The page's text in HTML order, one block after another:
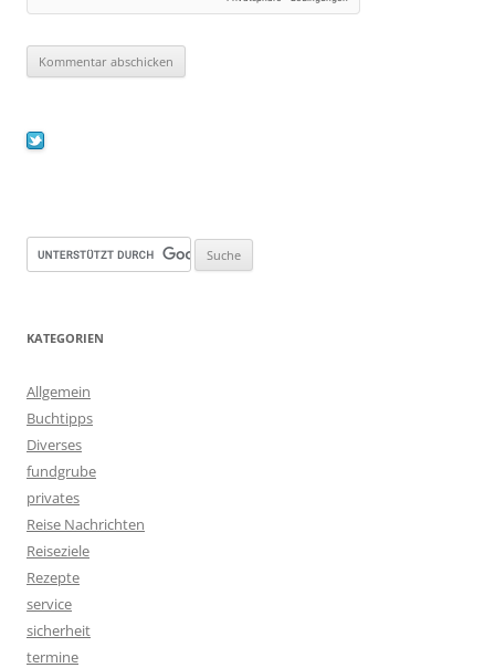
KATEGORIEN
Allgemein
Buchtipps
Diverses
fundgrube
privates
Reise Nachrichten
Reiseziele
Rezepte
service
sicherheit
termine